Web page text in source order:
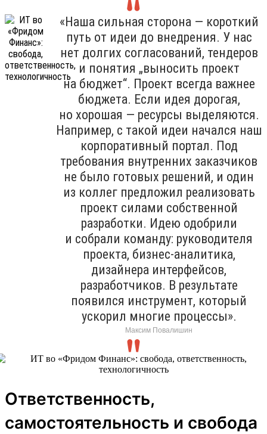
«Наша сильная сторона — короткий
путь от идеи до внедрения. У нас
нет долгих согласований, тендеров
и понятия „выносить проект
на бюджет“. Проект всегда важнее
бюджета. Если идея дорогая,
но хорошая — ресурсы выделяются.
Например, с такой идеи начался наш
корпоративный портал. Под
требования внутренних заказчиков
не было готовых решений, и один
из коллег предложил реализовать
проект силами собственной
разработки. Идею одобрили
и собрали команду: руководителя
проекта, бизнес-аналитика,
дизайнера интерфейсов,
разработчиков. В результате
появился инструмент, который
ускорил многие процессы».
Максим Повалишин
Ответственность,
самостоятельность и свобода